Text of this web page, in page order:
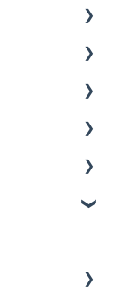
y Acciones
mercado